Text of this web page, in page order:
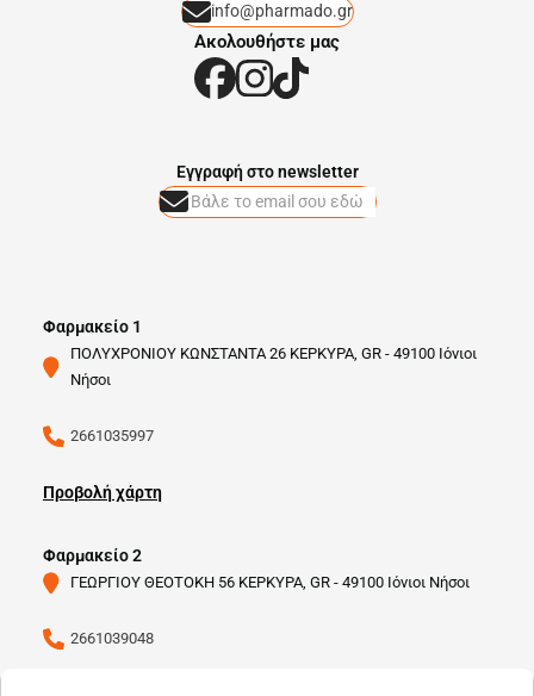
info@pharmado.gr
Ακολουθήστε μας
Φαρμακείο 1
ΠΟΛΥΧΡΟΝΙΟΥ ΚΩΝΣΤΑΝΤΑ 26 ΚΕΡΚΥΡΑ, GR - 49100 Ιόνιοι
Νήσοι
2661035997
Προβολή χάρτη
Φαρμακείο 2
ΓΕΩΡΓΙΟΥ ΘΕΟΤΟΚΗ 56 ΚΕΡΚΥΡΑ, GR - 49100 Ιόνιοι Νήσοι
2661039048
Eγγραφή στο newsletter